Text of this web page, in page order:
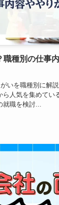
職種別の仕事
いを職種別に解
人気を集めてい
就職を検討...